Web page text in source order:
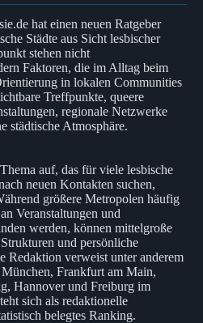
hat einen neuen Ratgeber
Städte aus Sicht lesbischer
stehen nicht
Faktoren, die im Alltag beim
in lokalen Communities
Treffpunkte, queere
regionale Netzwerke
städtische Atmosphäre.
auf, das für viele lesbische
neuen Kontakten suchen,
größere Metropolen häufig
Veranstaltungen und
werden, können mittelgroße
und persönliche
Redaktion verweist unter anderem
Frankfurt am Main,
Hannover und Freiburg im
sich als redaktionelle
belegtes Ranking.